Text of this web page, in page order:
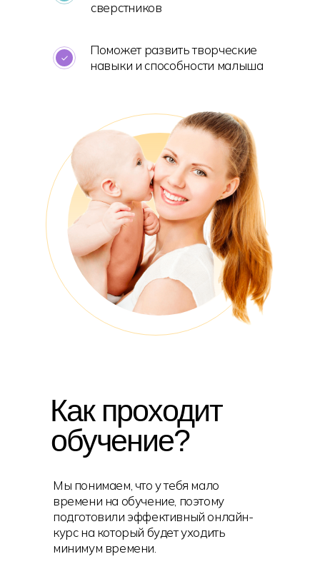
Поможет развить творческие
навыки и способности малыша
сверстников
Как проходит
обучение?
Мы понимаем, что у тебя мало
времени на обучение, поэтому
подготовили эффективный онлайн-
курс на который будет уходить
минимум времени.